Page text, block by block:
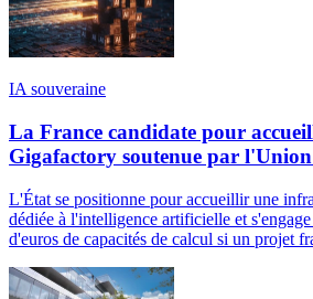
IA souveraine
La France candidate pour
Gigafactory soutenue par l'Union
L'État se positionne pour accueillir une
dédiée à l'intelligence artificielle et
d'euros de capacités de calcul si un projet